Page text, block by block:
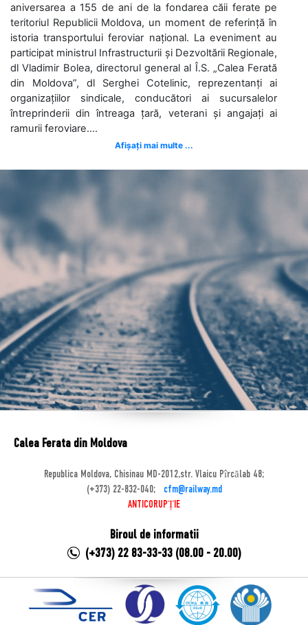
aniversarea a 155 de ani de la fondarea căii ferate pe
teritoriul Republicii Moldova, un moment de referință în
istoria transportului feroviar național. La eveniment au
participat ministrul Infrastructurii și Dezvoltării Regionale,
dl Vladimir Bolea, directorul general al Î.S. „Calea Ferată
din Moldova”, dl Serghei Cotelinic, reprezentanți ai
organizațiilor sindicale, conducători ai sucursalelor
întreprinderii din întreaga țară, veterani și angajați ai
ramurii feroviare....
Afișați mai multe ...
Calea Ferata din Moldova
Republica Moldova, Chisinau MD-2012,str. Vlaicu Pîrcălab 48;
(+373) 22-832-040;
cfm@railway.md
ANTICORUPȚIE
Biroul de informatii
(+373) 22 83-33-33 (08.00 - 20.00)